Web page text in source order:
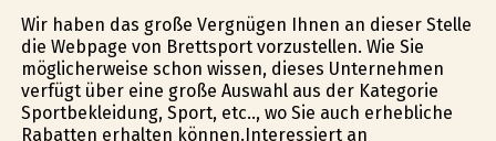
Wir haben das große Vergnügen Ihnen an dieser Stelle
die Webpage von Brettsport vorzustellen. Wie Sie
möglicherweise schon wissen, dieses Unternehmen
verfügt über eine große Auswahl aus der Kategorie
Sportbekleidung, Sport, etc.., wo Sie auch erhebliche
Rabatten erhalten können.Interessiert an